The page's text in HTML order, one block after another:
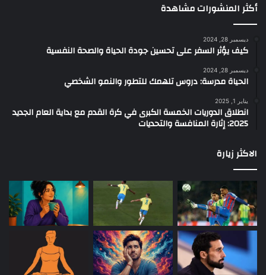
أكثر المنشورات مشاهدة
ديسمبر 28, 2024
كيف يؤثر السفر على تحسين جودة الحياة والصحة النفسية
ديسمبر 28, 2024
الحياة مدرسة: دروس تلهمك للتطور والنمو الشخصي
يناير 1, 2025
انطلاق الدوريات الخمسة الكبرى في كرة القدم مع بداية العام الجديد
2025: إثارة المنافسة والتحديات
الاكثر زيارة